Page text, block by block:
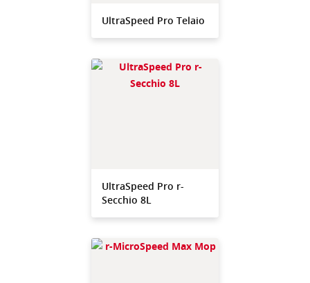
UltraSpeed Pro Telaio
UltraSpeed Pro r-
Secchio 8L